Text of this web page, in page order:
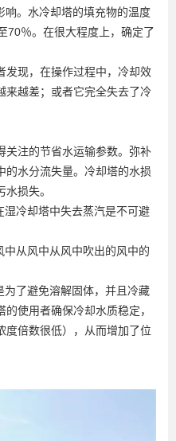
。水冷却塔的填充物的温度
70％。在很大程度上，确定了
现，在操作过程中，冷却效
来越差；或者它完全失去了冷
注的节省水运输参数。弥补
的水分流失量。冷却塔的水损
损失。
冷却塔中失去蒸汽是不可避
从风中从风中吹出的风中的
了避免溶解固体，并且冷藏
使用者确保冷却水质稳定，
度倍数很低），从而增加了位